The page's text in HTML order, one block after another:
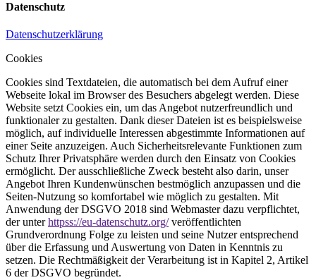
Datenschutz
Datenschutzerklärung
Cookies
Cookies sind Textdateien, die automatisch bei dem Aufruf einer
Webseite lokal im Browser des Besuchers abgelegt werden. Diese
Website setzt Cookies ein, um das Angebot nutzerfreundlich und
funktionaler zu gestalten. Dank dieser Dateien ist es beispielsweise
möglich, auf individuelle Interessen abgestimmte Informationen auf
einer Seite anzuzeigen. Auch Sicherheitsrelevante Funktionen zum
Schutz Ihrer Privatsphäre werden durch den Einsatz von Cookies
ermöglicht. Der ausschließliche Zweck besteht also darin, unser
Angebot Ihren Kundenwünschen bestmöglich anzupassen und die
Seiten-Nutzung so komfortabel wie möglich zu gestalten. Mit
Anwendung der DSGVO 2018 sind Webmaster dazu verpflichtet,
der unterhttpss://eu-datenschutz.org/veröffentlichten
Grundverordnung Folge zu leisten und seine Nutzer entsprechend
über die Erfassung und Auswertung von Daten in Kenntnis zu
setzen. Die Rechtmäßigkeit der Verarbeitung ist in Kapitel 2, Artikel
6 der DSGVO begründet.